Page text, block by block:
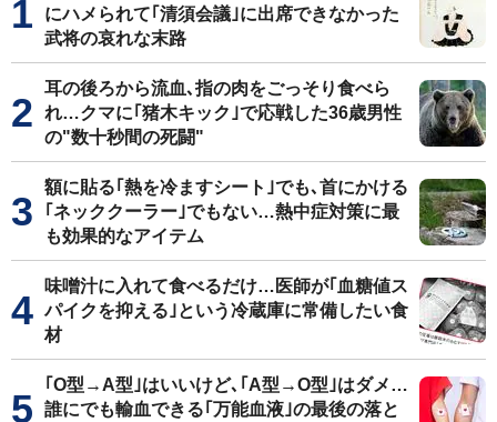
にハメられて｢清須会議｣に出席できなかった
武将の哀れな末路
耳の後ろから流血､指の肉をごっそり食べら
れ…クマに｢猪木キック｣で応戦した36歳男性
の"数十秒間の死闘"
額に貼る｢熱を冷ますシート｣でも､首にかける
｢ネッククーラー｣でもない…熱中症対策に最
も効果的なアイテム
味噌汁に入れて食べるだけ…医師が｢血糖値ス
パイクを抑える｣という冷蔵庫に常備したい食
材
｢O型→A型｣はいいけど､｢A型→O型｣はダメ…
誰にでも輸血できる｢万能血液｣の最後の落と